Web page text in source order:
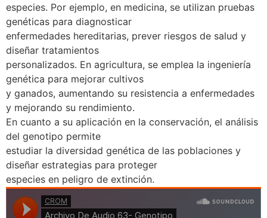
especies. Por ejemplo, en medicina, se utilizan pruebas
genéticas para diagnosticar
enfermedades hereditarias, prever riesgos de salud y
diseñar tratamientos
personalizados. En agricultura, se emplea la ingeniería
genética para mejorar cultivos
y ganados, aumentando su resistencia a enfermedades
y mejorando su rendimiento.
En cuanto a su aplicación en la conservación, el análisis
del genotipo permite
estudiar la diversidad genética de las poblaciones y
diseñar estrategias para proteger
especies en peligro de extinción.